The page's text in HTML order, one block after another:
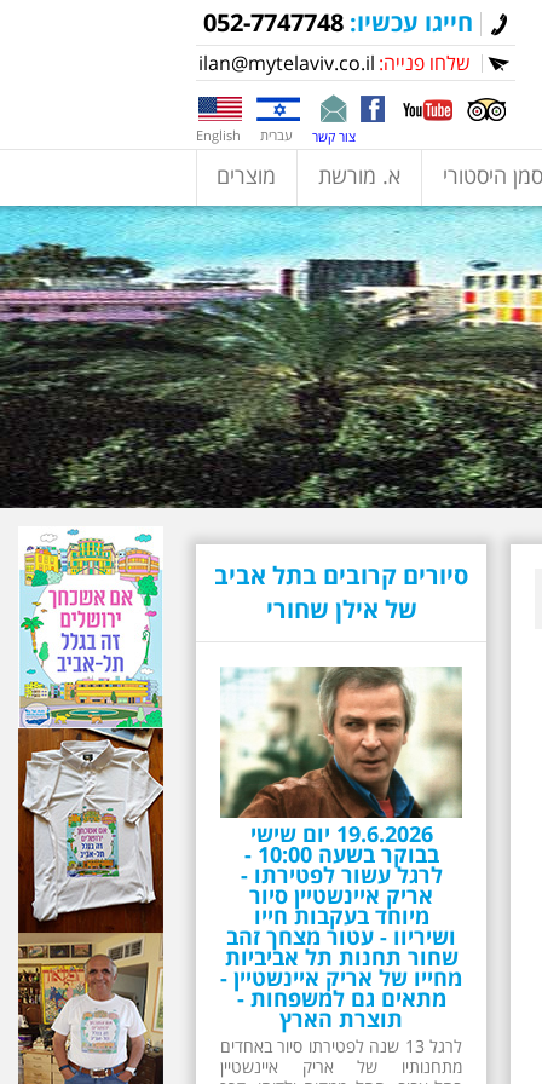
חייגו עכשיו: 052-7747748
שלחו פנייה: ilan@mytelaviv.co.il
English עברית צור קשר
סמן היסטורי א. מורשת מוצרים
סיורים קרובים בתל אביב
של אילן שחורי
26.6.2026 - שישי בבוקר
ב 10:00 אריק איינשטיין
סיור מיוחד בעקבות חייו
ושיריו - עטור מצחך זהב
שחור תחנות תל אביביות
מחייו של אריק איינשטיין -
מתאים גם למשפחות -
תוצרת הארץ
13 שנים לפטירתו של זמר ענק. סיור
באחדים מתחנותיו של אריק איינשטיין
בתל-אביב. החל ממקום ילדותו, דרך
המקומות שהזכיר בשיריו. מקום